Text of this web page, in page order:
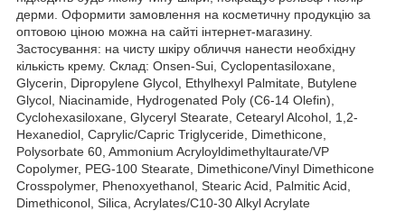
дерми. Оформити замовлення на косметичну продукцію за
оптовою ціною можна на сайті інтернет-магазину.
Застосування: на чисту шкіру обличчя нанести необхідну
кількість крему. Склад: Onsen-Sui, Cyclopentasiloxane,
Glycerin, Dipropylene Glycol, Ethylhexyl Palmitate, Butylene
Glycol, Niacinamide, Hydrogenated Poly (C6-14 Olefin),
Cyclohexasiloxane, Glyceryl Stearate, Cetearyl Alcohol, 1,2-
Hexanediol, Caprylic/Capric Triglyceride, Dimethicone,
Polysorbate 60, Ammonium Acryloyldimethyltaurate/VP
Copolymer, PEG-100 Stearate, Dimethicone/Vinyl Dimethicone
Crosspolymer, Phenoxyethanol, Stearic Acid, Palmitic Acid,
Dimethiconol, Silica, Acrylates/C10-30 Alkyl Acrylate